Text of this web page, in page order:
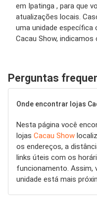
em Ipatinga , para que
atualizações locais.
uma unidade
Cacau Show,
Perguntas
Onde encontrar lojas
Nesta página você
lojas Cacau Show
os endereços, a
links úteis com os
funcionamento. Assim,
unidade está mais